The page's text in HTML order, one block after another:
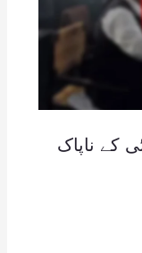
کے ناپاک